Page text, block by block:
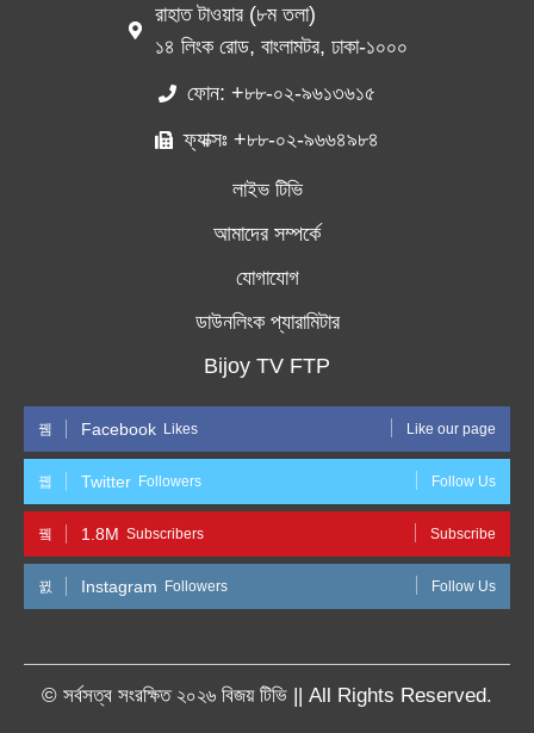
রাহাত টাওয়ার (৮ম তলা)
১৪ লিংক রোড, বাংলামটর, ঢাকা-১০০০
ফোন: +৮৮-০২-৯৬১৩৬১৫
ফ্যাক্সঃ +৮৮-০২-৯৬৬৪৯৮৪
লাইভ টিভি
আমাদের সম্পর্কে
যোগাযোগ
ডাউনলিংক প্যারামিটার
Bijoy TV FTP
Facebook Likes Like our page
Twitter Followers Follow Us
1.8M Subscribers Subscribe
Instagram Followers Follow Us
© সর্বসত্ব সংরক্ষিত ২০২৬ বিজয় টিভি || All Rights Reserved.